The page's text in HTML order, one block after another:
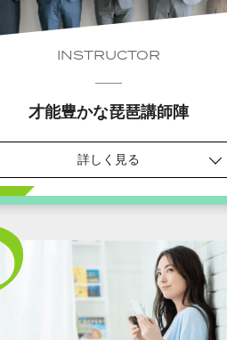
INSTRUCTOR
才能豊かな琵琶講師陣
詳しく見る